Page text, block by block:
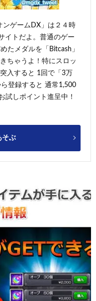
ンゲームDX」は２４時
イトだよ。普通のゲー
たメダルを「Bitcash」
ちゃうよ！特にスロッ
入すると 1回で「3万
登録すると 通常1,500
試しポイント進呈中！
そぶ